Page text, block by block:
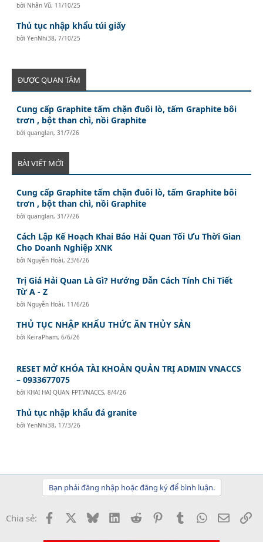
bởi Nhân Vũ, 11/10/25
Thủ tục nhập khẩu túi giấy
bởiYenNhi38,7/10/25
ĐƯỢC QUAN TÂM
Cung cấp Graphite tấm chặn đuôi lò, tấm Graphite bôi
trơn , bột than chì, nồi Graphite
bởiquanglan,31/7/26
BÀI VIẾT MỚI
Cung cấp Graphite tấm chặn đuôi lò, tấm Graphite bôi
trơn , bột than chì, nồi Graphite
bởiquanglan,31/7/26
Cách Lập Kế Hoạch Khai Báo Hải Quan Tối Ưu Thời Gian
Cho Doanh Nghiệp XNK
bởi Nguyễn Hoài, 23/6/26
Trị Giá Hải Quan Là Gì? Hướng Dẫn Cách Tính Chi Tiết
Từ A - Z
bởi Nguyễn Hoài, 11/6/26
THỦ TỤC NHẬP KHẨU THỨC ĂN THỦY SẢN
bởi KeiraPham,6/6/26
RESET MỞ KHÓA TÀI KHOẢN QUẢN TRỊ ADMIN VNACCS
– 0933677075
bởi KHAI HAI QUAN FPT.VNACCS,8/4/26
Thủ tục nhập khẩu đá granite
bởiYenNhi38, 17/3/26
Bạn phải đăng nhập hoặc đăng ký để bình luận.
Chia sẻ: Facebook BlueskyLinkedInReddit PinterestTumblrWhatsApp
Email